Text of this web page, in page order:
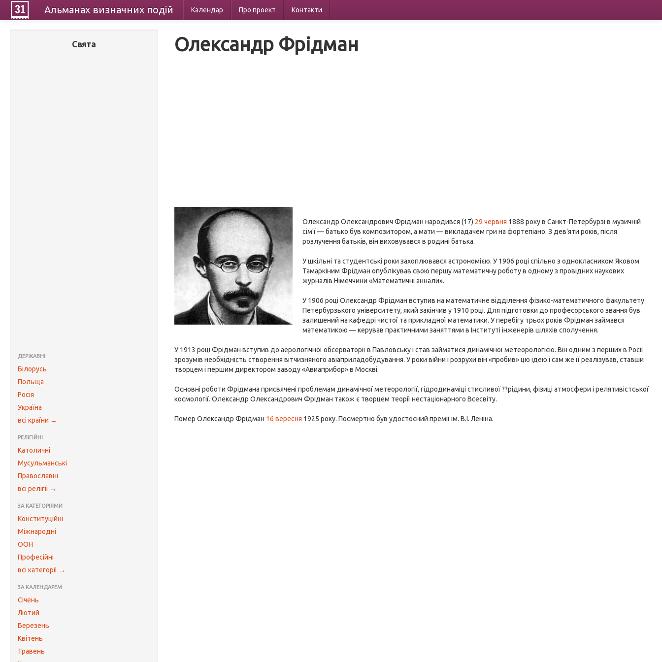
Альманах визначних подій Календар Про проект Контакти
Свята
ДЕРЖАВНІ
Білорусь
Польща
Росія
Україна
всі країни →
РЕЛІГІЙНІ
Католичні
Мусульманські
Православні
всі релігії →
ЗА КАТЕГОРІЯМИ
Конституційні
Міжнародні
ООН
Професійні
всі категорії →
ЗА КАЛЕНДАРЕМ
Січень
Лютий
Березень
Квітень
Травень
Олександр Фрідман
Олександр Олександрович Фрідман народився (17) 29 червня 1888 року в Санкт-Петербурзі в музичній
сім'ї — батько був композитором, а мати — викладачем гри на фортепіано. З дев'яти років, після
розлучення батьків, він виховувався в родині батька.
У шкільні та студентські роки захоплювався астрономією. У 1906 році спільно з однокласником Яковом
Тамаркіним Фрідман опублікував свою першу математичну роботу в одному з провідних наукових
журналів Німеччини «Математичні аннали».
У 1906 році Олександр Фрідман вступив на математичне відділення фізико-математичного факультету
Петербурзького університету, який закінчив у 1910 році. Для підготовки до професорського звання був
залишений на кафедрі чистої та прикладної математики. У перебігу трьох років Фрідман займався
математикою — керував практичними заняттями в Інституті інженерів шляхів сполучення.
У 1913 році Фрідман вступив до аерологічної обсерваторії в Павловську і став займатися динамічної метеорологією. Він одним з перших в Росії
зрозумів необхідність створення вітчизняного авіаприладобудування. У роки війни і розрухи він «пробив» цю ідею і сам же її реалізував, ставши
творцем і першим директором заводу «Авиаприбор» в Москві.
Основні роботи Фрідмана присвячені проблемам динамічної метеорології, гідродинаміці стисливої ??рідини, фізиці атмосфери і релятивістської
космології. Олександр Олександрович Фрідман також є творцем теорії нестаціонарного Всесвіту.
Помер Олександр Фрідман 16 вересня 1925 року. Посмертно був удостоєний премії ім. В.І. Леніна.